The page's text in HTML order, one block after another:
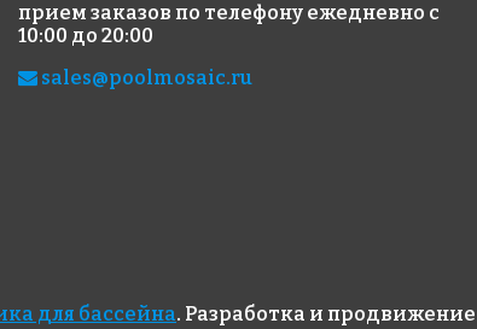
551/552/557
5704 Royal MT
прием заказов по телефону ежедневно с
10:00 до 20:00
sales@poolmosaic.ru
для бассейна. Разработка и